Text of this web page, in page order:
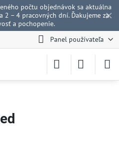
✕
počtu objednávok sa aktuálna
– 4 pracovných dní. Ďakujeme za
a pochopenie.
Panel používateľa